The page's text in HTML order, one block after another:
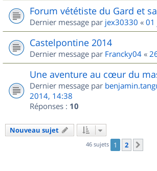
Forum vététiste du Gard et
Dernier message par jex30330 « 01
Castelpontine 2014
Dernier message par Francky04 «
Une aventure au cœur du
Dernier message par
2014, 14:38
Réponses : 10
Nouveau sujet
46 sujets 1 2